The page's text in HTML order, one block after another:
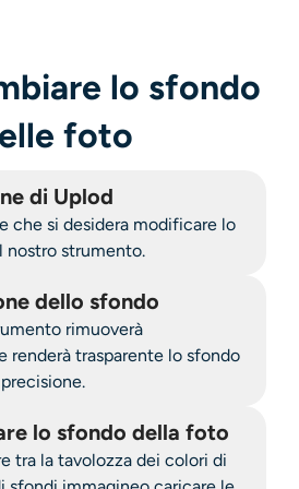
con stile AI
testa Pro
lo sfondo
foto
di Uplod
che si desidera modificare lo
nostro strumento.
dello sfondo
rimuoverà
renderà trasparente lo sfondo
lo sfondo della foto
tra la tavolozza dei colori di